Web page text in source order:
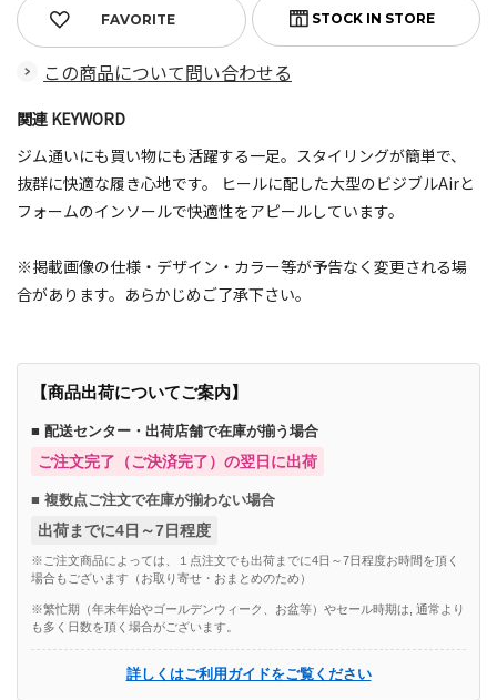
FAVORITE
この商品について問い合わせる
関連 KEYWORD
ジム通いにも買い物にも活躍する一足。スタイリングが簡単で、
抜群に快適な履き心地です。 ヒールに配した大型のビジブルAirと
フォームのインソールで快適性をアピールしています。
※掲載画像の仕様・デザイン・カラー等が予告なく変更される場
合があります。あらかじめご了承下さい。
【商品出荷についてご案内】
■ 配送センター・出荷店舗で在庫が揃う場合
ご注文完了（ご決済完了）の翌日に出荷
■ 複数点ご注文で在庫が揃わない場合
出荷までに4日～7日程度
※ご注文商品によっては、１点注文でも出荷までに4日～7日程度お時間を頂く
場合もございます（お取り寄せ・おまとめのため）
※繁忙期（年末年始やゴールデンウィーク、お盆等）やセール時期は, 通常より
も多く日数を頂く場合がございます。
詳しくはご利用ガイドをご覧ください